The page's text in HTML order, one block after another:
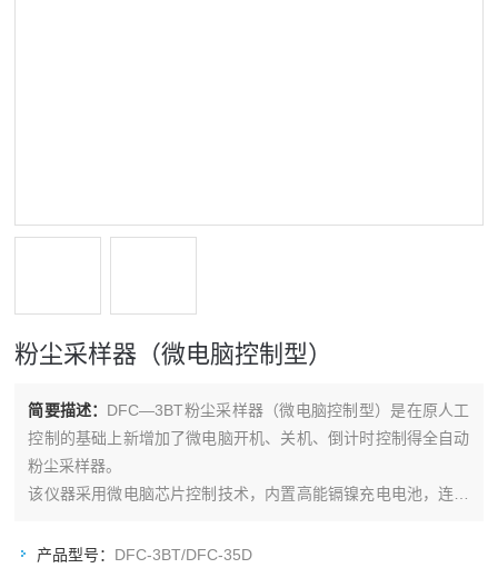
粉尘采样器（微电脑控制型）
简要描述： DFC—3BT粉尘采样器（微电脑控制型）是在原人工
控制的基础上新增加了微电脑开机、关机、倒计时控制得全自动
粉尘采样器。
该仪器采用微电脑芯片控制技术，内置高能镉镍充电电池，连续
选时方便快捷，倒计时1~959分范围任意选择，停机时自动关断
产品型号： DFC-3BT/DFC-35D